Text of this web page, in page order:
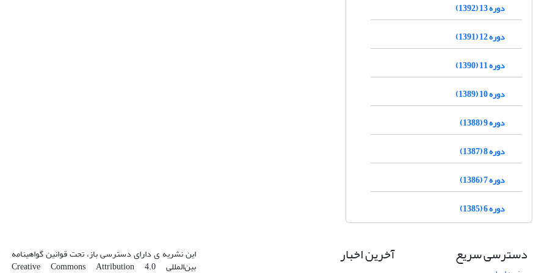
دوره 13 (1392)
دوره 12 (1391)
دوره 11 (1390)
دوره 10 (1389)
دوره 9 (1388)
دوره 8 (1387)
دوره 7 (1386)
دوره 6 (1385)
دسترسی سریع آخرین اخبار این نشریه ی دارای دسترسی باز، تحت قوانین گواهینامه
بین‌المللی Creative Commons Attribution 4.0